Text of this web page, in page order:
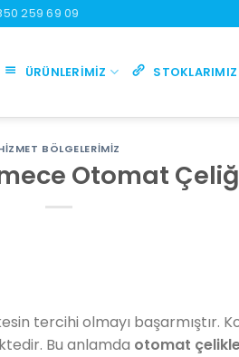
259 69 09
ÜRÜNLERIMIZ STOKLARIMIZ
BÖLGELERIMIZ
Otomat
tercihi olmayı başarmıştır.
Bu anlamda otomat